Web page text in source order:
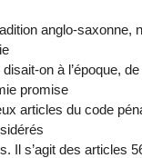
anglo-saxonne,
on à l’époque,
promise
articles du code
Il s’agit des articles